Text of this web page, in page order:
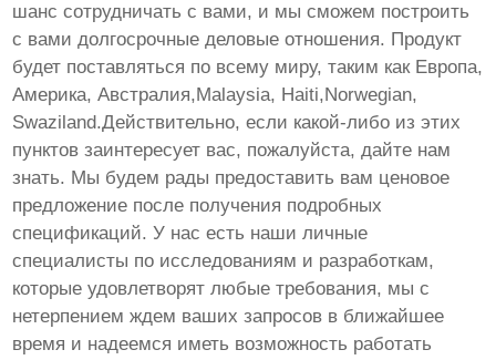
шанс сотрудничать с вами, и мы сможем построить
с вами долгосрочные деловые отношения. Продукт
будет поставляться по всему миру, таким как Европа,
Америка, Австралия,Malaysia, Haiti,Norwegian,
Swaziland.Действительно, если какой-либо из этих
пунктов заинтересует вас, пожалуйста, дайте нам
знать. Мы будем рады предоставить вам ценовое
предложение после получения подробных
спецификаций. У нас есть наши личные
специалисты по исследованиям и разработкам,
которые удовлетворят любые требования, мы с
нетерпением ждем ваших запросов в ближайшее
время и надеемся иметь возможность работать